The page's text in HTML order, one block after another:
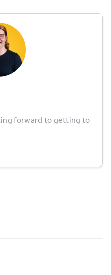
forward to getting to